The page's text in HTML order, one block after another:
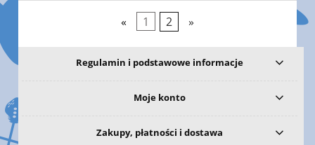
« 1 2 »
Regulamin i podstawowe informacje
Moje konto
Zakupy, płatności i dostawa